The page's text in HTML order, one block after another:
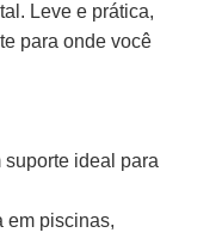
Leve e prática,
para onde você
suporte ideal para
em piscinas,